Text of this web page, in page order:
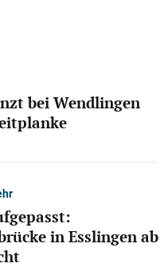
bei Wendlingen
in Esslingen ab